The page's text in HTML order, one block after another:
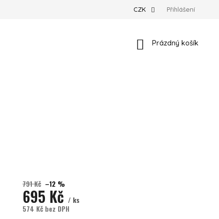
CZK Přihlášení
Nákupní košík
Prázdný košík
791 Kč –12 %
695 Kč / ks
574 Kč bez DPH